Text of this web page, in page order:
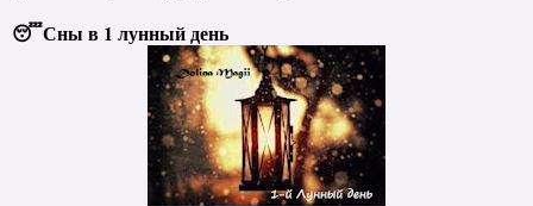
😴Сны в 1 лунный день